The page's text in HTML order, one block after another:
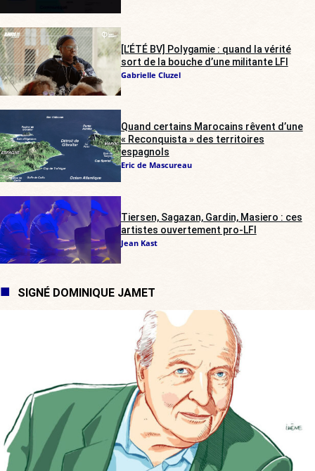
[L’ÉTÉ BV] Polygamie : quand la vérité
sort de la bouche d’une militante LFI
Gabrielle Cluzel
Quand certains Marocains rêvent d’une
« Reconquista » des territoires
espagnols
Eric de Mascureau
Tiersen, Sagazan, Gardin, Masiero : ces
artistes ouvertement pro-LFI
Jean Kast
SIGNÉ DOMINIQUE JAMET